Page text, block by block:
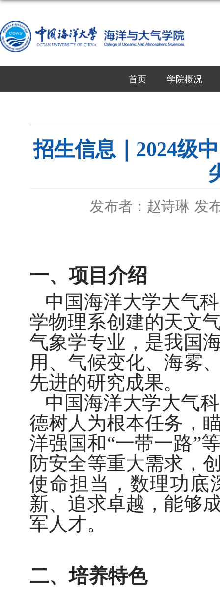
首页 学院概况
招生信息｜2024级
发布者：赵诗琳 发
一、项目介绍
中国海洋大学大气
学物理系创建的天文
气象学专业，是我国
用、气候变化、海雾
先进的研究成果。
中国海洋大学大气
德树人为根本任务，
洋强国和“一带一路”
防安全等重大需求，
使命担当，数理功底
新、追求卓越，能够
军人才。
二、培养特色